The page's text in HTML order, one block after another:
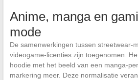
Anime, manga en
mode
De samenwerkingen tussen streetwear-
videogame-licenties zijn toegenomen.
hoodie met het beeld van een manga-
markering meer. Deze normalisatie